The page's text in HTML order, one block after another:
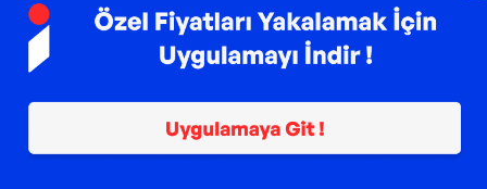
Popüler Markalar
Farmasi
Xiaomi
Lavazza
Fashcolle
Pro Plan